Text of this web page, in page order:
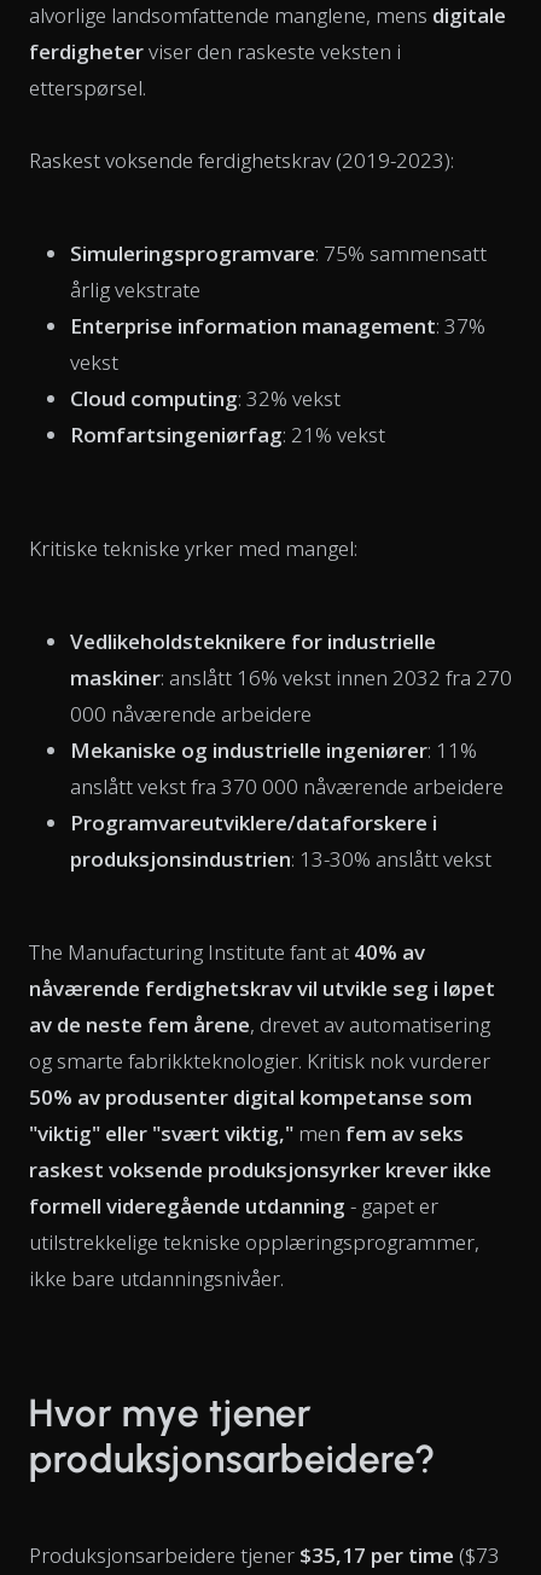
alvorlige landsomfattende manglene, mens digitale
ferdigheterviser den raskeste veksten i
etterspørsel.
Raskest voksende ferdighetskrav (2019-2023):
Simuleringsprogramvare: 75% sammensatt
årlig vekstrate
Enterprise information management: 37%
vekst
Cloud computing: 32% vekst
Romfartsingeniørfag: 21% vekst
Kritiske tekniske yrker med mangel:
Vedlikeholdsteknikere for industrielle
maskiner: anslått 16% vekst innen 2032 fra 270
000 nåværende arbeidere
Mekaniske og industrielle ingeniører: 11%
anslått vekst fra 370 000 nåværende arbeidere
Programvareutviklere/dataforskere i
produksjonsindustrien: 13-30% anslått vekst
The Manufacturing Institute fant at 40% av
nåværende ferdighetskrav vil utvikle seg i løpet
av de neste fem årene, drevet av automatisering
og smarte fabrikkteknologier. Kritisk nok vurderer
50% av produsenter digital kompetanse som
"viktig" eller "svært viktig," men fem av seks
raskest voksende produksjonsyrker krever ikke
formell videregående utdanning - gapet er
utilstrekkelige tekniske opplæringsprogrammer,
ikke bare utdanningsnivåer.
Hvor mye tjener
produksjonsarbeidere?
Produksjonsarbeidere tjener $35,17 per time ($73